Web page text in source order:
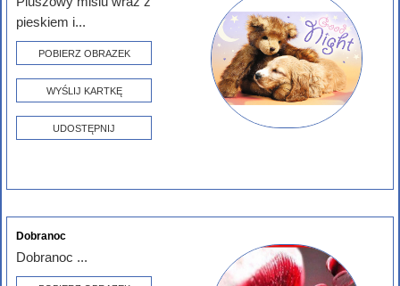
pieskiem i...
POBIERZ OBRAZEK
WYŚLIJ KARTKĘ
UDOSTĘPNIJ
Dobranoc
Dobranoc ...